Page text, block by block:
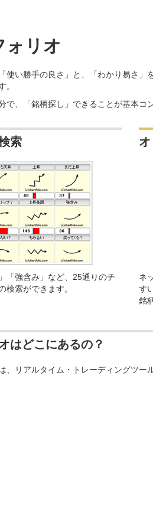
ォリオ
使い勝手の良さ」と、「わかり易さ」
。
で、「銘柄探し」できることが基本コ
索
「強含み」など、25通りのチ
検索ができます。
ネ
す
銘
はどこにあるの？
、リアルタイム・トレーディングツ